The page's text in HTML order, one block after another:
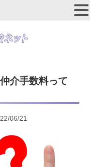
介手数料って
06/21